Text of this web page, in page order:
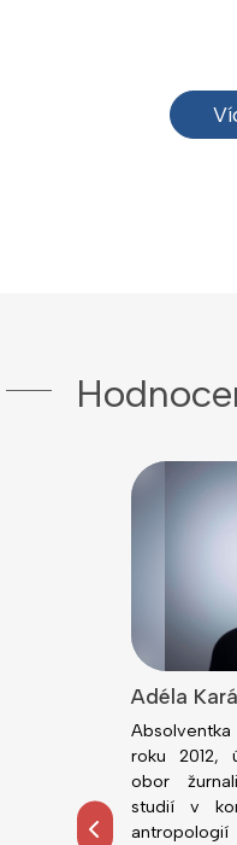
zejména
Adéla
roku 2012,
obor
studií v